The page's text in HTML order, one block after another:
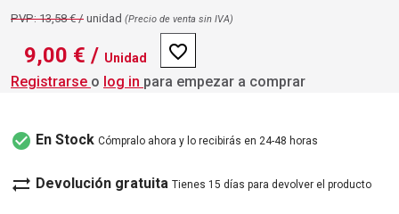
PVP: 13,58 € / unidad (Precio de venta sin IVA)
9,00 € / Unidad favorite_border
Registrarse o log in para empezar a comprar
check_circle En Stock Cómpralo ahora y lo recibirás en 24-48 horas
sync_alt Devolución gratuita Tienes 15 días para devolver el producto